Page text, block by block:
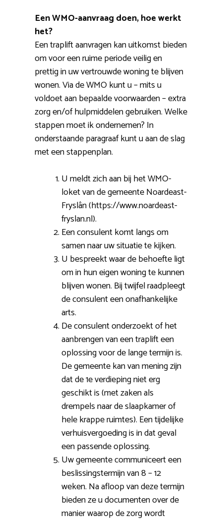
Een WMO-aanvraag doen, hoe werkt
het?
Een traplift aanvragen kan uitkomst bieden
om voor een ruime periode veilig en
prettig in uw vertrouwde woning te blijven
wonen. Via de WMO kunt u – mits u
voldoet aan bepaalde voorwaarden – extra
zorg en/of hulpmiddelen gebruiken. Welke
stappen moet ik ondernemen? In
onderstaande paragraaf kunt u aan de slag
met een stappenplan.
U meldt zich aan bij het WMO-
loket van de gemeente Noardeast-
Fryslân (https://www.noardeast-
fryslan.nl).
Een consulent komt langs om
samen naar uw situatie te kijken.
U bespreekt waar de behoefte ligt
om in hun eigen woning te kunnen
blijven wonen. Bij twijfel raadpleegt
de consulent een onafhankelijke
arts.
De consulent onderzoekt of het
aanbrengen van een traplift een
oplossing voor de lange termijn is.
De gemeente kan van mening zijn
dat de 1e verdieping niet erg
geschikt is (met zaken als
drempels naar de slaapkamer of
hele krappe ruimtes). Een tijdelijke
verhuisvergoeding is in dat geval
een passende oplossing.
Uw gemeente communiceert een
beslissingstermijn van 8 – 12
weken. Na afloop van deze termijn
bieden ze u documenten over de
manier waarop de zorg wordt